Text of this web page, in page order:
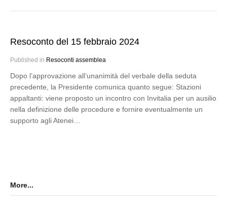
Resoconto del 15 febbraio 2024
Published in Resoconti assemblea
Dopo l’approvazione all’unanimità del verbale della seduta
precedente, la Presidente comunica quanto segue: Stazioni
appaltanti: viene proposto un incontro con Invitalia per un ausilio
nella definizione delle procedure e fornire eventualmente un
supporto agli Atenei…
More...